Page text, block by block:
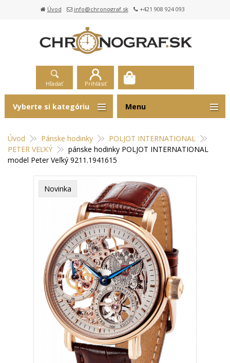
Úvod info@chronograf.sk +421 908 924 093
Hľadať Prihlásiť
Úvod Pánske hodinky
POLJOT INTERNATIONAL
PETER VEĽKÝ
pánske hodinky POLJOT INTERNATIONAL
model Peter Veľký 9211.1941615
Novinka
Vyberte si kategóriu Menu